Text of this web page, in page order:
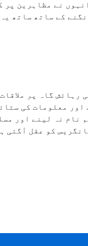
نے مظاہرین پر
کے ساتھ ساتھ یہ
گاہ پر
اور معلومات کی
نام نہ لینے اور
کو عقل آگئی